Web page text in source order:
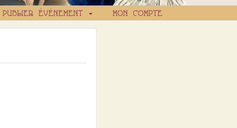
PUBLIER ÉVÉNEMENT MON COMPTE